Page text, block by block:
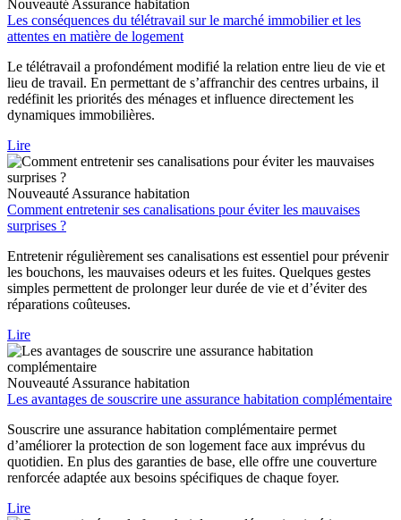
Nouveauté Assurance habitation
Les conséquences du télétravail sur le marché immobilier et les
attentes en matière de logement
Le télétravail a profondément modifié la relation entre lieu de vie et
lieu de travail. En permettant de s’affranchir des centres urbains, il
redéfinit les priorités des ménages et influence directement les
dynamiques immobilières.
Lire
Nouveauté Assurance habitation
Comment entretenir ses canalisations pour éviter les mauvaises
surprises ?
Entretenir régulièrement ses canalisations est essentiel pour prévenir
les bouchons, les mauvaises odeurs et les fuites. Quelques gestes
simples permettent de prolonger leur durée de vie et d’éviter des
réparations coûteuses.
Lire
Nouveauté Assurance habitation
Les avantages de souscrire une assurance habitation complémentaire
Souscrire une assurance habitation complémentaire permet
d’améliorer la protection de son logement face aux imprévus du
quotidien. En plus des garanties de base, elle offre une couverture
renforcée adaptée aux besoins spécifiques de chaque foyer.
Lire